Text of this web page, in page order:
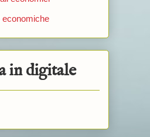
economiche
in digitale